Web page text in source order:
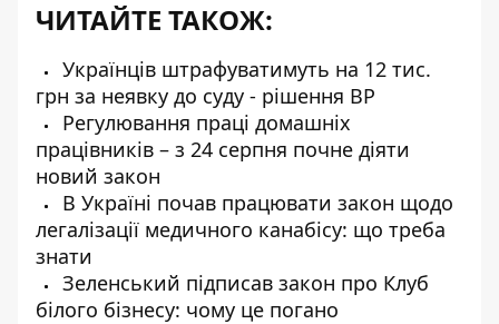
ЧИТАЙТЕ ТАКОЖ:
Українців штрафуватимуть на 12 тис.
грн за неявку до суду - рішення ВР
Регулювання праці домашніх
працівників – з 24 серпня почне діяти
новий закон
В Україні почав працювати закон щодо
легалізації медичного канабісу: що треба
знати
Зеленський підписав закон про Клуб
білого бізнесу: чому це погано